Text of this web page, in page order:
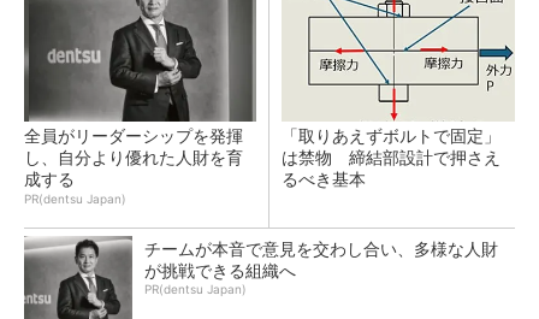
全員がリーダーシップを発揮
し、自分より優れた人財を育
成する
PR(dentsu Japan)
「取りあえずボルトで固定」
は禁物 締結部設計で押さえ
るべき基本
チームが本音で意見を交わし合い、多様な人財
が挑戦できる組織へ
PR(dentsu Japan)